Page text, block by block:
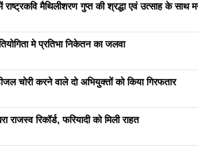
राष्ट्रकवि मैथिलीशरण गुप्त की श्रद्धा एवं उत्साह के साथ
मे प्रतिभा निकेतन का जलवा
चोरी करने वाले दो अभियुक्तों को किया गिरफतार
राजस्व रिकॉर्ड, फरियादी को मिली राहत